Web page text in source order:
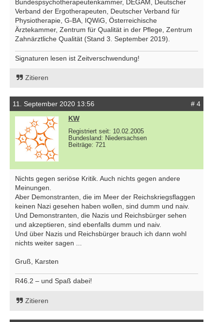
Bundespsychotherapeutenkammer, DEGAM, Deutscher
Verband der Ergotherapeuten, Deutscher Verband für
Physiotherapie, G-BA, IQWiG, Österreichische
Ärztekammer, Zentrum für Qualität in der Pflege, Zentrum
Zahnärztliche Qualität (Stand 3. September 2019).
Signaturen lesen ist Zeitverschwendung!
Zitieren
11. September 2020 13:56
# 4
KW
Registriert seit: 10.02.2005
Bundesland: Niedersachsen
Beiträge: 721
Nichts gegen seriöse Kritik. Auch nichts gegen andere
Meinungen.
Aber Demonstranten, die im Meer der Reichskriegsflaggen
keinen Nazi gesehen haben wollen, sind dumm und naiv.
Und Demonstranten, die Nazis und Reichsbürger sehen
und akzeptieren, sind ebenfalls dumm und naiv.
Und über Nazis und Reichsbürger brauch ich dann wohl
nichts weiter sagen ...
Gruß, Karsten
R46.2 – und Spaß dabei!
Zitieren